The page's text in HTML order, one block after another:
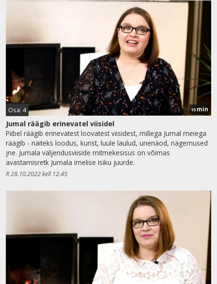
Osa: 4 15 min
Jumal räägib erinevatel viisidel
Piibel räägib erinevatest loovatest viisidest, millega Jumal meiega
räägib - näiteks loodus, kunst, luule laulud, unenäod, nägemused
jne. Jumala väljendusviiside mitmekesisus on võimas
avastamisretk Jumala imelise isiku juurde.
R 28.10.2022 kell 12.45